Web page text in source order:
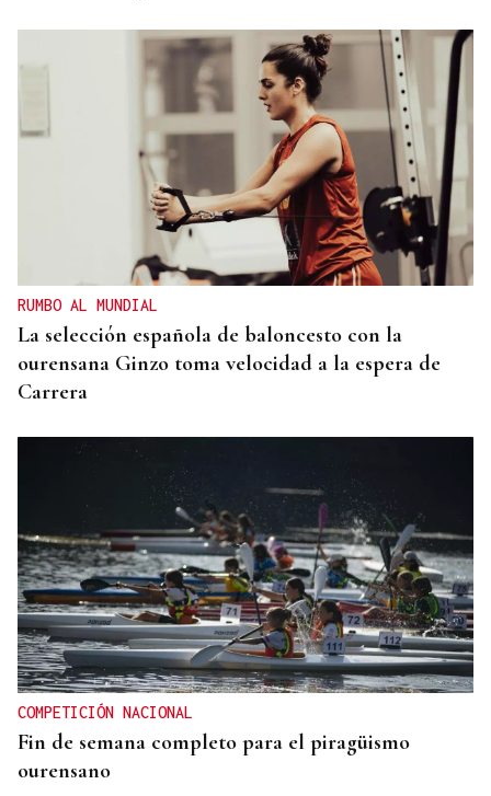
RUMBO AL MUNDIAL
La selección española de baloncesto con la
ourensana Ginzo toma velocidad a la espera de
Carrera
COMPETICIÓN NACIONAL
Fin de semana completo para el piragüismo
ourensano